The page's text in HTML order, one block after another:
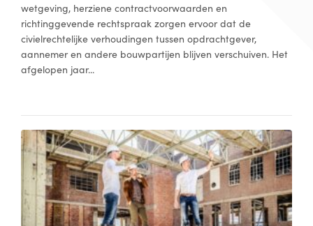
wetgeving, herziene contractvoorwaarden en
richtinggevende rechtspraak zorgen ervoor dat de
civielrechtelijke verhoudingen tussen opdrachtgever,
aannemer en andere bouwpartijen blijven verschuiven. Het
afgelopen jaar...